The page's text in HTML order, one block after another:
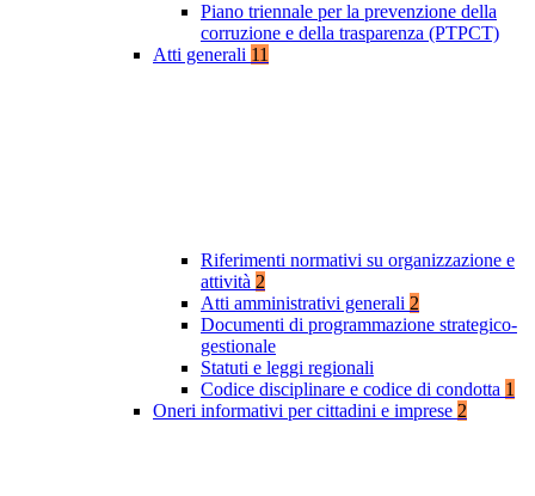
Piano triennale per la prevenzione della
corruzione e della trasparenza (PTPCT)
Atti generali 11
Riferimenti normativi su organizzazione e
attività 2
Atti amministrativi generali 2
Documenti di programmazione strategico-
gestionale
Statuti e leggi regionali
Codice disciplinare e codice di condotta 1
Oneri informativi per cittadini e imprese 2